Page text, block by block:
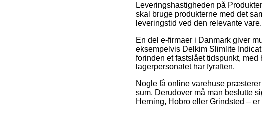
Leveringshastigheden på
skal bruge produkterne med det
leveringstid ved den relevante vare.
En del e-firmaer i Danmark giver
eksempelvis Delkim Slimlite
forinden et fastslået tidspunkt,
lagerpersonalet har fyraften.
Nogle få online varehuse
sum. Derudover må man beslutte
Herning, Hobro eller Grindsted –